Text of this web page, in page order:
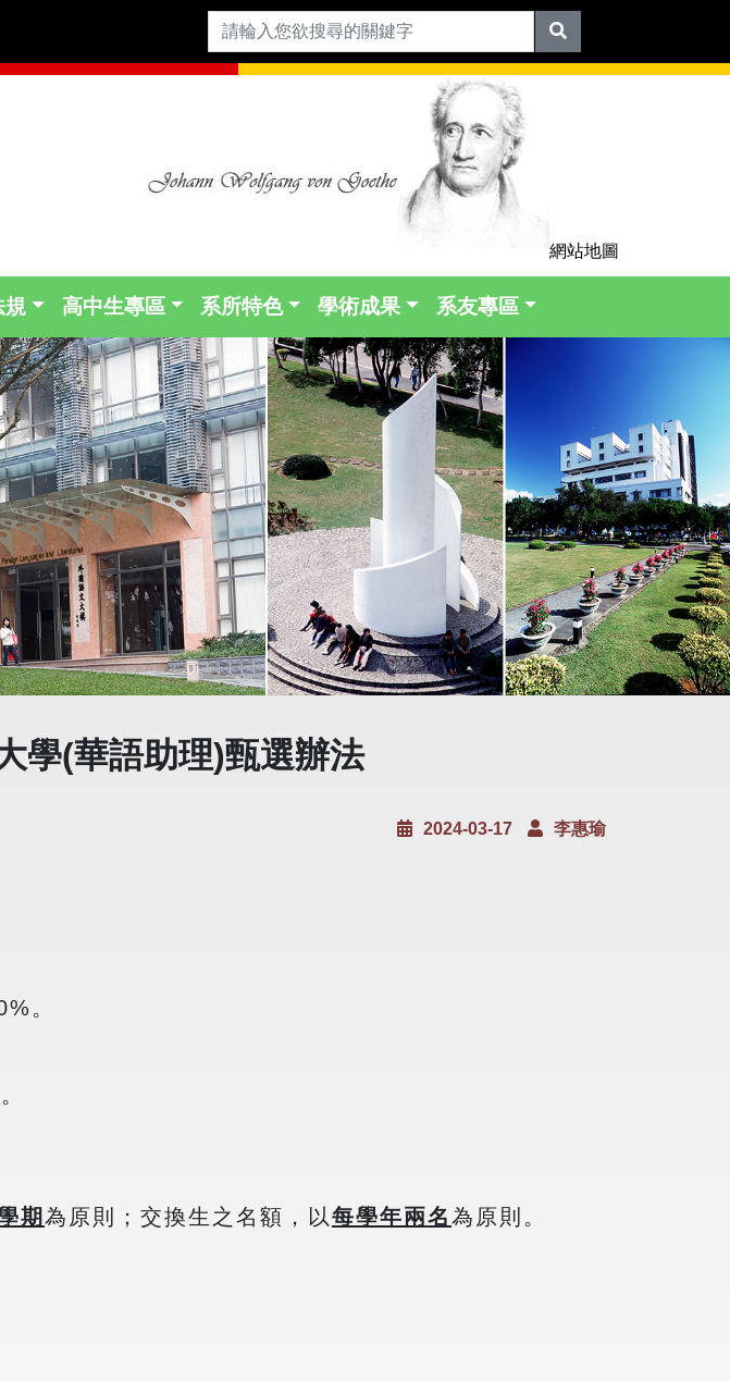
網站地圖
規 高中生專區 系所特色 學術成果 系友專區
學(華語助理)甄選辦法
2024-03-17 李惠瑜
。
期 為原則；交換生之名額，以每學年兩名為原則。